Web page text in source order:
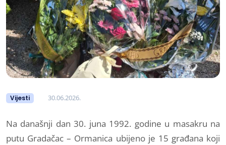
Vijesti 30.06.2026.
Na današnji dan 30. juna 1992. godine u masakru na
putu Gradačac – Ormanica ubijeno je 15 građana koji